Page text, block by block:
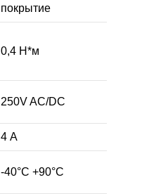
покрытие
0,4 Н*м
250V AC/DC
4 А
-40°C +90°C